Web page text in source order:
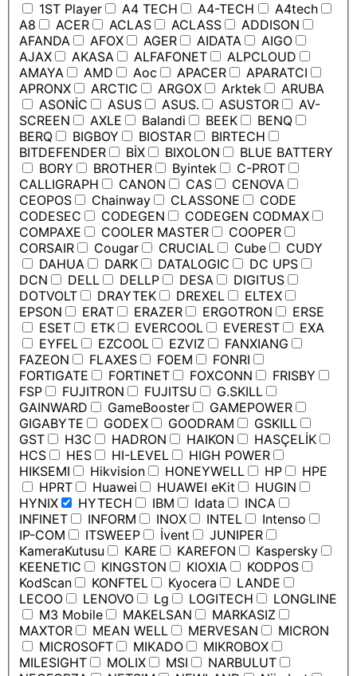
1ST Player
A4 TECH A4-TECH
A4tech
A8
ACER ACLAS ACLASS
ADDISON
AFANDA
AFOX AGER AIDATA
AIGO
AJAX
AKASA ALFAFONET
ALPCLOUD
AMAYA
AMD Aoc APACER
APARATCI
APRONX
ARCTIC ARGOX Arktek
ARUBA
ASONİC
ASUS ASUS. ASUSTOR
AV-
SCREEN
AXLE Balandi BEEK
BENQ
BERQ
BIGBOY BIOSTAR
BIRTECH
BITDEFENDER
BİX BIXOLON
BLUE BATTERY
BORY
BROTHER Byintek
C-PROT
CALLIGRAPH
CANON CAS
CENOVA
CEOPOS
Chainway CLASSONE
CODE
CODESEC
CODEGEN
CODEGEN CODMAX
COMPAXE
COOLER MASTER
COOPER
CORSAIR
Cougar CRUCIAL Cube
CUDY
DAHUA
DARK DATALOGIC
DC UPS
DCN
DELL DELLP DESA
DIGITUS
DOTVOLT
DRAYTEK DREXEL
ELTEX
EPSON
ERAT ERAZER ERGOTRON
ERSE
ESET
ETK EVERCOOL EVEREST
EXA
EYFEL
EZCOOL EZVIZ
FANXIANG
FAZEON
FLAXES FOEM
FONRI
FORTIGATE
FORTINET FOXCONN
FRISBY
FSP
FUJITRON FUJITSU
G.SKILL
GAINWARD
GameBooster
GAMEPOWER
GIGABYTE
GODEX GOODRAM
GSKILL
GST
H3C HADRON HAIKON
HASÇELİK
HCS
HES HI-LEVEL
HIGH POWER
HIKSEMI
Hikvision HONEYWELL HP
HPE
HPRT
Huawei HUAWEI eKit
HUGIN
HYNIX
HYTECH IBM Idata
INCA
INFINET
INFORM INOX INTEL
Intenso
IP-COM
ITSWEEP İvent
JUNIPER
KameraKutusu
KARE KAREFON
Kaspersky
KEENETIC
KINGSTON KIOXIA
KODPOS
KodScan
KONFTEL Kyocera
LANDE
LECOO
LENOVO Lg LOGITECH
LONGLINE
M3 Mobile
MAKELSAN
MARKASIZ
MAXTOR
MEAN WELL MERVESAN
MICRON
MICROSOFT
MIKADO
MIKROBOX
MILESIGHT
MOLIX MSI
NARBULUT